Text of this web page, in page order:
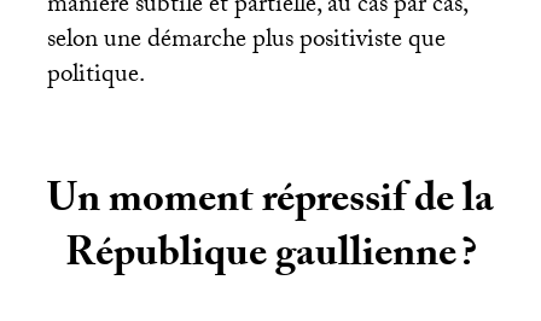
selon une démarche plus positiviste que
politique.
Un moment répressif de la
République gaullienne?